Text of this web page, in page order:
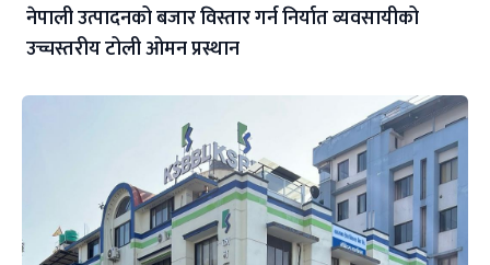
नेपाली उत्पादनको बजार विस्तार गर्न निर्यात व्यवसायीको
उच्चस्तरीय टोली ओमन प्रस्थान